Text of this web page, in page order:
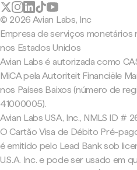
© 2026 Avian Labs, Inc
Empresa de serviços monetários
nos Estados Unidos
Avian Labs é autorizada como
MiCA pela Autoriteit Financiële
nos Países Baixos (número de
41000005).
Avian Labs USA, Inc., NMLS ID #
O Cartão Visa de Débito Pré-
é emitido pelo Lead Bank sob
U.S.A. Inc. e pode ser usado em